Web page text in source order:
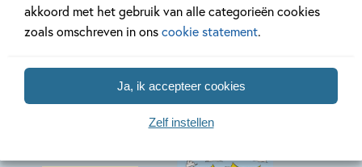
akkoord met het gebruik van alle categorieën cookies
zoals omschreven in onscookie statement.
Ja, ik accepteer cookies
Zelf instellen
Bekijk ook eens